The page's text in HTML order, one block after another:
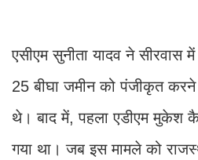
एसीएम सुनीता यादव ने सीरवास
25 बीघा जमीन को पंजीकृत
थे। बाद में, पहला एडीएम मुकेश
गया था। जब इस मामले को